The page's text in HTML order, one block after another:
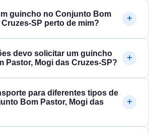
guincho no Conjunto Bom
perto de mim?
devo solicitar um guincho
Pastor, Mogi das Cruzes‑SP?
para diferentes tipos de
Bom Pastor, Mogi das